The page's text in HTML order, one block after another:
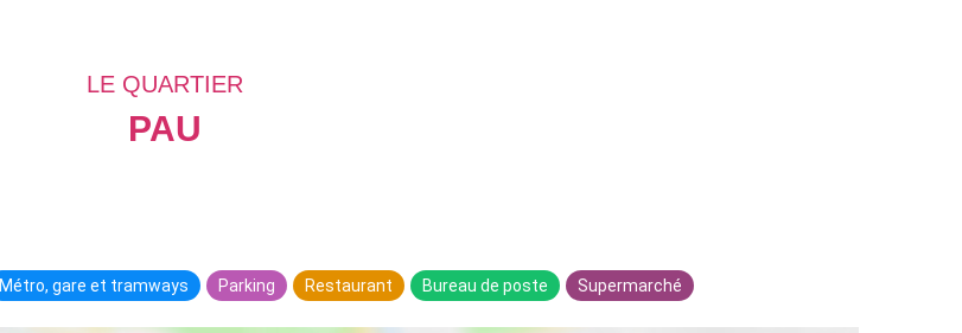
LE QUARTIER
PAU
Métro, gare et tramways Parking Restaurant Bureau de poste Supermarché